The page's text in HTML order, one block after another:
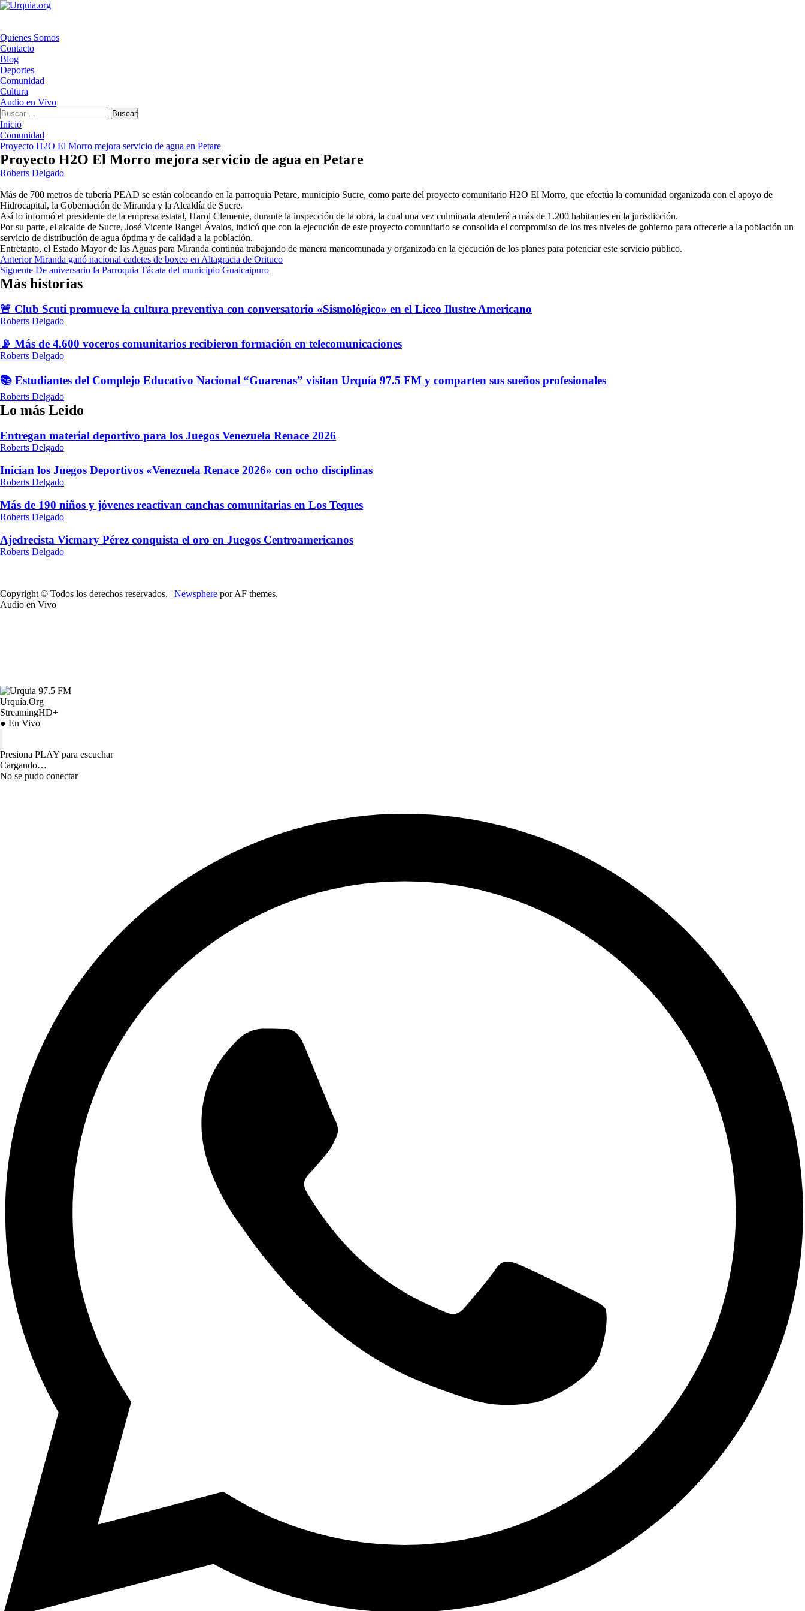
Saltar
Menú
principal
Quienes Somos
Contacto
Blog
Deportes
Comunidad
Cultura
Audio en Vivo
Buscar:
Inicio
Comunidad
Proyecto H2O El Morro mejora servicio de agua en Petare
Proyecto H2O El Morro mejora servicio de agua en Petare
Roberts Delgado
Más de 700 metros de tubería PEAD se están colocando en la parroquia Petare, municipio Sucre, como parte del proyecto comunitario H2O El Morro, que efectúa la comunidad organizada con el apoyo de
Hidrocapital, la Gobernación de Miranda y la Alcaldía de Sucre.
Así lo informó el presidente de la empresa estatal, Harol Clemente, durante la inspección de la obra, la cual una vez culminada atenderá a más de 1.200 habitantes en la jurisdicción.
Por su parte, el alcalde de Sucre, José Vicente Rangel Ávalos, indicó que con la ejecución de este proyecto comunitario se consolida el compromiso de los tres niveles de gobierno para ofrecerle a la población un
servicio de distribución de agua óptima y de calidad a la población.
Entretanto, el Estado Mayor de las Aguas para Miranda continúa trabajando de manera mancomunada y organizada en la ejecución de los planes para potenciar este servicio público.
Navegación
de
entradas
AnteriorMiranda ganó nacional cadetes de boxeo en Altagracia de Orituco
Siguente De aniversario la Parroquia Tácata del municipio Guaicaipuro
Más historias
🚨 Club Scuti promueve la cultura preventiva con conversatorio «Sismológico» en el Liceo Ilustre Americano
Roberts Delgado
📡 Más de 4.600 voceros comunitarios recibieron formación en telecomunicaciones
Roberts Delgado
📚 Estudiantes del Complejo Educativo Nacional “Guarenas” visitan Urquía 97.5 FM y comparten sus sueños profesionales
Roberts Delgado
Lo más Leido
Entregan material deportivo para los Juegos Venezuela Renace 2026
Roberts Delgado
Inician los Juegos Deportivos «Venezuela Renace 2026» con ocho disciplinas
Roberts Delgado
Más de 190 niños y jóvenes reactivan canchas comunitarias en Los Teques
Roberts Delgado
Ajedrecista Vicmary Pérez conquista el oro en Juegos Centroamericanos
Roberts Delgado
Copyright © Todos los derechos reservados. | Newsphere por AF themes.
Audio en Vivo
Urquía.Org
StreamingHD+
● En Vivo
Presiona PLAY para escuchar
Cargando…
No se pudo conectar